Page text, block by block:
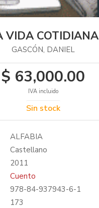
VIDA COTIDIANA
GASCÓN, DANIEL
$ 63,000.00
IVA incluido
Sin stock
ALFABIA
Castellano
2011
Cuento
978-84-937943-6-1
173